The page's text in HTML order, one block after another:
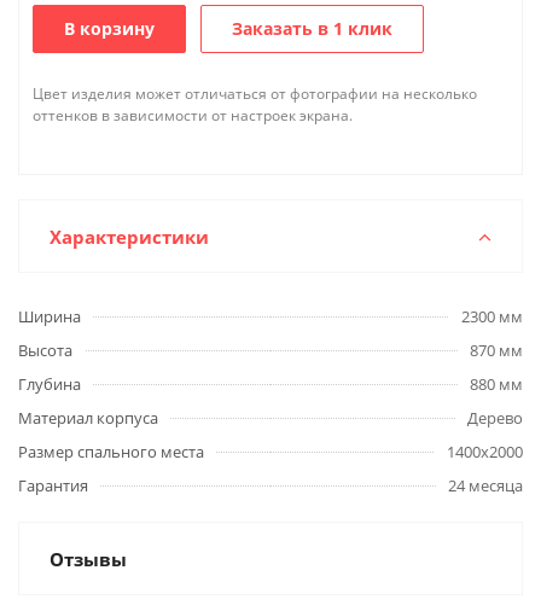
В корзину Заказать в 1 клик
Цвет изделия может отличаться от фотографии на несколько
оттенков в зависимости от настроек экрана.
Характеристики
Ширина
2300 мм
Высота
870 мм
Глубина
880 мм
Материал корпуса
Дерево
Размер спального места
1400х2000
Гарантия
24 месяца
Отзывы